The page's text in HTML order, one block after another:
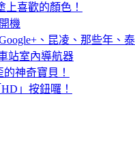
上喜歡的顏色！
機
、昆凌、那些年、
站室內導航器
神奇寶貝！
」按鈕囉！